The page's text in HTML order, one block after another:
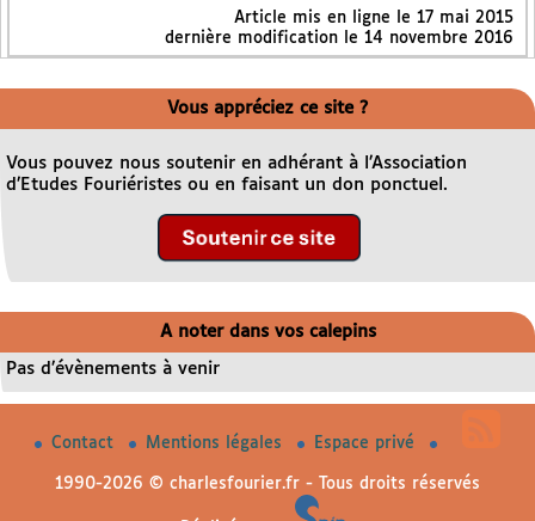
Article mis en ligne le 17 mai 2015
dernière modification le 14 novembre 2016
Vous appréciez ce site ?
Vous pouvez nous soutenir en adhérant à l’Association
d’Etudes Fouriéristes ou en faisant un don ponctuel.
A noter dans vos calepins
Pas d’évènements à venir
Contact Mentions légales Espace privé
1990-2026 © charlesfourier.fr - Tous droits réservés